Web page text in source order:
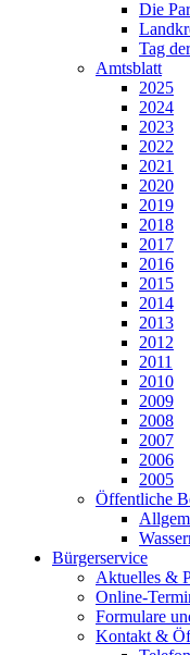
Die
Tag
Amtsblatt
2025
2024
2023
2022
2021
2020
2019
2018
2017
2016
2015
2014
2013
2012
2011
2010
2009
2008
2007
2006
2005
Öffentliche
Bürgerservice
Aktuelles &
Online-
Formulare
Kontakt &